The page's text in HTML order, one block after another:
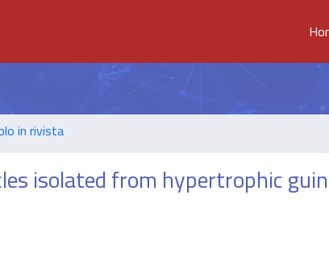
in rivista
isolated from hypertrophic